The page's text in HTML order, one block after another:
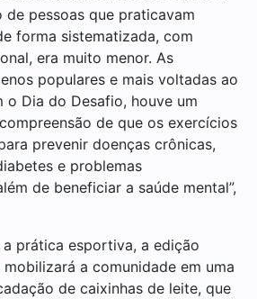
de pessoas que praticavam
forma sistematizada, com
era muito menor. As
populares e mais voltadas ao
o Dia do Desafio, houve um
de que os exercícios
prevenir doenças crônicas,
e problemas
de beneficiar a saúde mental”,
prática esportiva, a edição
a comunidade em uma
de caixinhas de leite, que